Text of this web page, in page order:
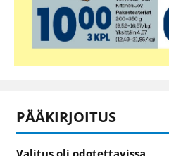
PÄÄKIRJOITUS
Valitus oli odotettavissa